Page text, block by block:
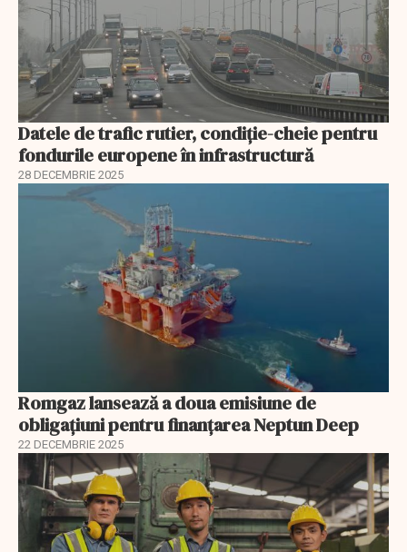
Datele de trafic rutier, condiție-cheie pentru
fondurile europene în infrastructură
28 DECEMBRIE 2025
Romgaz lansează a doua emisiune de
obligațiuni pentru finanțarea Neptun Deep
22 DECEMBRIE 2025